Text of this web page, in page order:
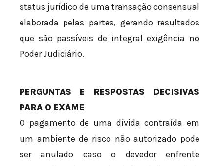
status jurídico de uma transação consensual
elaborada pelas partes, gerando resultados
que são passíveis de integral exigência no
Poder Judiciário.
PERGUNTAS E RESPOSTAS DECISIVAS
PARA O EXAME
O pagamento de uma dívida contraída em
um ambiente de risco não autorizado pode
ser anulado caso o devedor enfrente